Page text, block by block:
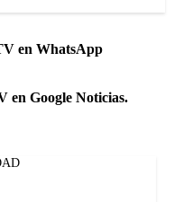
en WhatsApp
en Google Noticias.